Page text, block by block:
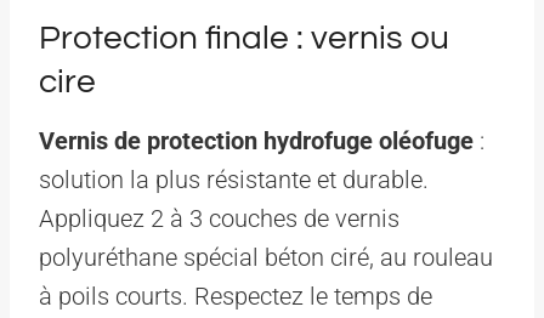
Protection finale : vernis ou
cire
Vernis de protection hydrofuge oléofuge :
solution la plus résistante et durable.
Appliquez 2 à 3 couches de vernis
polyuréthane spécial béton ciré, au rouleau
à poils courts. Respectez le temps de